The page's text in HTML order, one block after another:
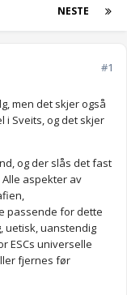
NESTE
#1
men det skjer også
i Sveits, og det skjer
og der slås det fast
Alle aspekter av
passende for dette
uetisk, uanstendig
ESCs universelle
fjernes før